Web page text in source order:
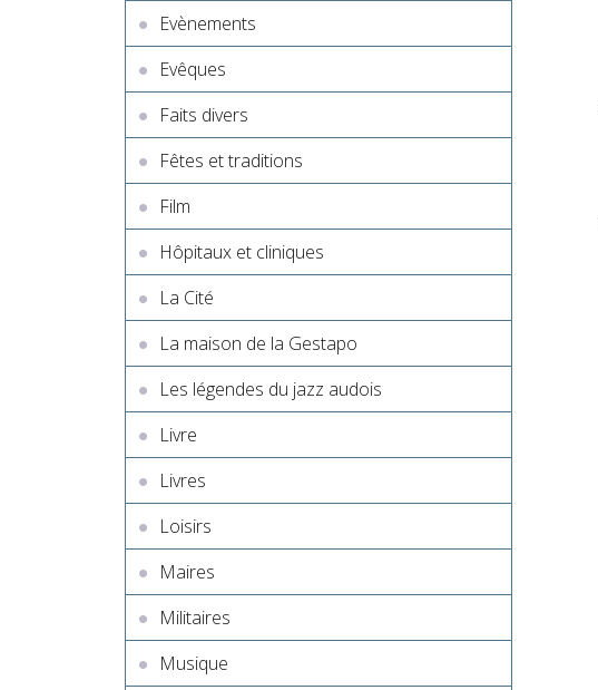
Evènements
Evêques
Faits divers
Fêtes et traditions
Film
Hôpitaux et cliniques
La Cité
La maison de la Gestapo
Les légendes du jazz audois
Livre
Livres
Loisirs
Maires
Militaires
Musique